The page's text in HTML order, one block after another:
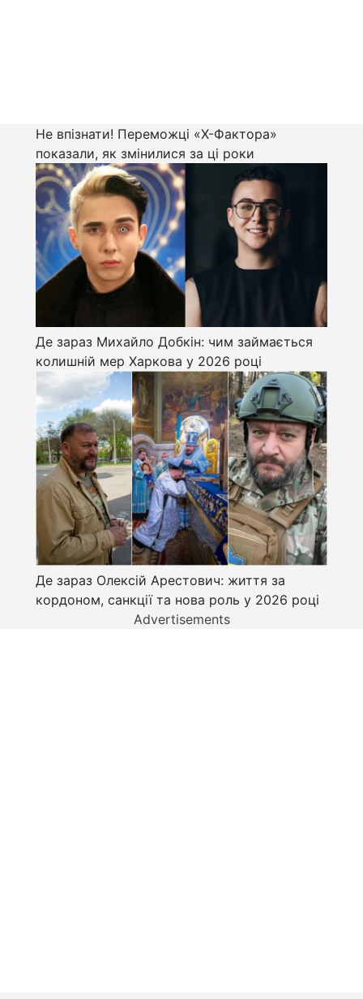
Не впізнати! Переможці «Х-Фактора»
показали, як змінилися за ці роки
Де зараз Михайло Добкін: чим займається
колишній мер Харкова у 2026 році
Де зараз Олексій Арестович: життя за
кордоном, санкції та нова роль у 2026 році
Advertisements